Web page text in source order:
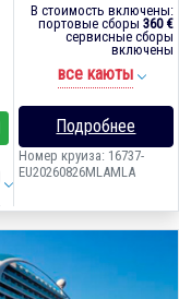
В стоимость включены:
портовые сборы 360 €
сервисные сборы
включены
все каюты
Подробнее
Номер круиза: 16737-
EU20260826MLAMLA